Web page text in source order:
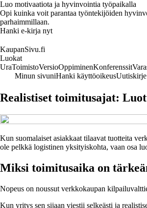
Luo motivaatiota ja hyvinvointia työpaikalla
Opi kuinka voit parantaa työntekijöiden
parhaimmillaan.
Hanki e-kirja nyt
KaupanSivu.fi
Luokat
UraToimistoVersioOppiminenKonferenssit
Minun sivuniHanki käyttöoikeusUutiskirje
Realistiset toimitusajat:
Kun suomalaiset asiakkaat tilaavat tuotteita
ole pelkkä logistinen yksityiskohta, vaan osa
Miksi toimitusaika on
Nopeus on noussut verkkokaupan
Kun yritys sen sijaan viestii selkeästi ja